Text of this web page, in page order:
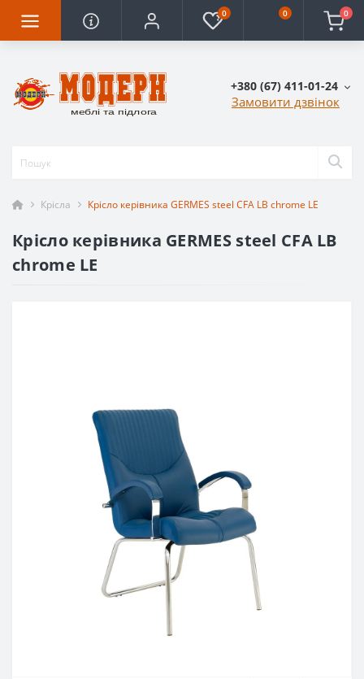
0 0 0
+380 (67) 411-01-24
Замовити дзвінок
Крісла Крісло керівника GERMES steel CFA LB chrome LE
Крісло керівника GERMES steel CFA LB
chrome LE